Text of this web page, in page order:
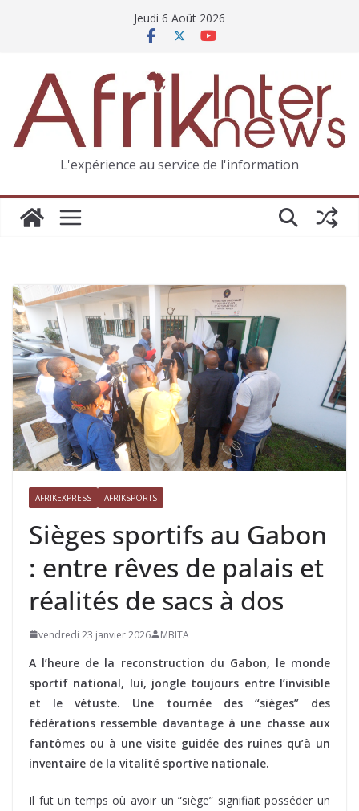
Jeudi 6 Août 2026
L'expérience au service de l'information
AFRIKEXPRESS AFRIKSPORTS
Sièges sportifs au Gabon
: entre rêves de palais et
réalités de sacs à dos
vendredi 23 janvier 2026 MBITA
A l’heure de la reconstruction du Gabon, le monde
sportif national, lui, jongle toujours entre l’invisible
et le vétuste. Une tournée des “sièges” des
fédérations ressemble davantage à une chasse aux
fantômes ou à une visite guidée des ruines qu’à un
inventaire de la vitalité sportive nationale.
Il fut un temps où avoir un “siège” signifiait posséder un